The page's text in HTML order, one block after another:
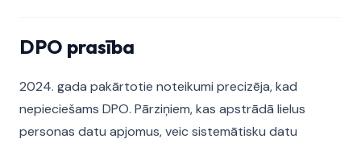
DPO prasība
2024. gada pakārtotie noteikumi precizēja, kad
nepieciešams DPO. Pārziņiem, kas apstrādā lielus
personas datu apjomus, veic sistemātisku datu